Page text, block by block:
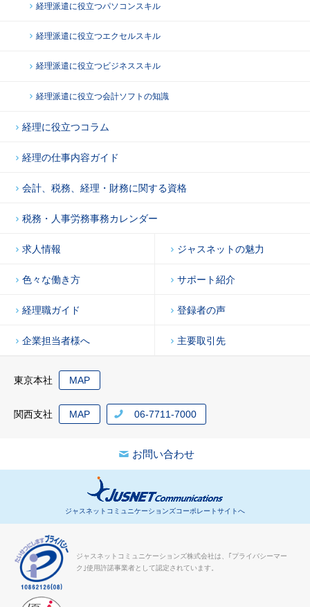
経理派遣に役立つパソコンスキル
経理派遣に役立つエクセルスキル
経理派遣に役立つビジネススキル
経理派遣に役立つ会計ソフトの知識
経理に役立つコラム
経理の仕事内容ガイド
会計、税務、経理・財務に関する資格
税務・人事労務事務カレンダー
求人情報 ジャスネットの魅力
色々な働き方 サポート紹介
経理職ガイド 登録者の声
企業担当者様へ 主要取引先
東京本社 MAP
関西支社 MAP 06-7711-7000
お問い合わせ
ジャスネットコミュニケーションズコーポレートサイトへ
ジャスネットコミュニケーションズ株式会社は、｢プライバシーマー
ク｣使用許諾事業者として認定されています。